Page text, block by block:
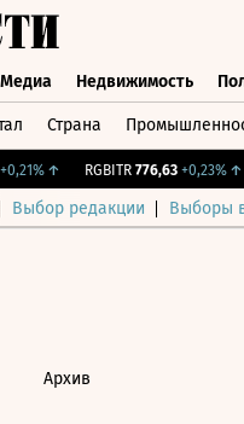
Медиа Недвижимость
Страна
↑ RGBITR 776,63 +0,23%↑
Выбор редакции Выборы
Архив